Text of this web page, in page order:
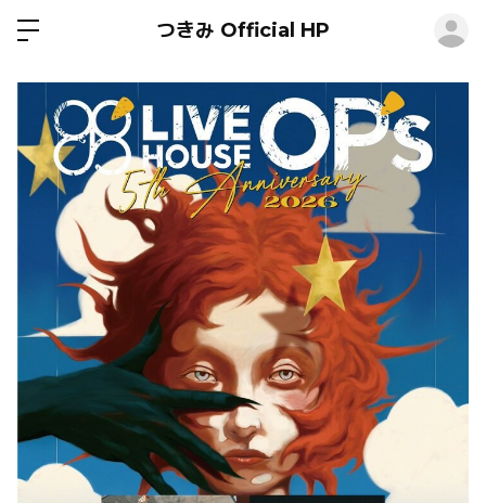
つきみ Official HP